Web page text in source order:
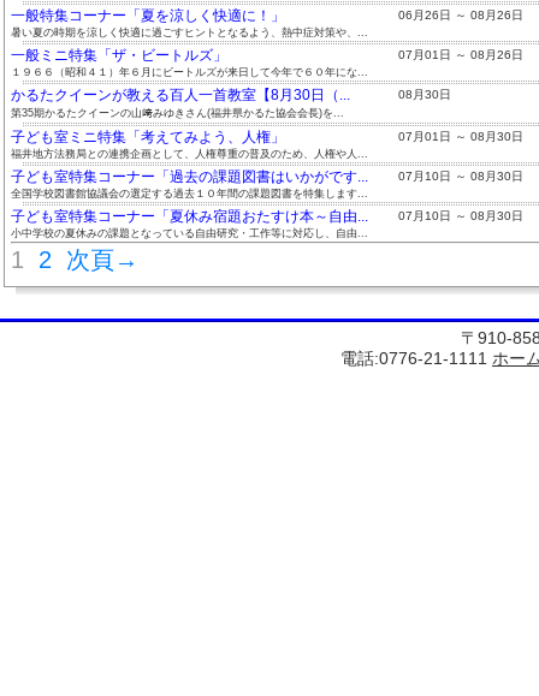
一般特集コーナー「夏を涼しく快適に！」 06月26日 ～ 08月26日
暑い夏の時期を涼しく快適に過ごすヒントとなるよう、熱中症対策や、...
一般ミニ特集「ザ・ビートルズ」 07月01日 ～ 08月26日
１９６６（昭和４１）年６月にビートルズが来日して今年で６０年にな...
かるたクイーンが教える百人一首教室【8月30日（... 08月30日
第35期かるたクイーンの山﨑みゆきさん(福井県かるた協会会長)を...
子ども室ミニ特集「考えてみよう、人権」 07月01日 ～ 08月30日
福井地方法務局との連携企画として、人権尊重の普及のため、人権や人...
子ども室特集コーナー「過去の課題図書はいかがです... 07月10日 ～ 08月30日
全国学校図書館協議会の選定する過去１０年間の課題図書を特集します...
子ども室特集コーナー「夏休み宿題おたすけ本～自由... 07月10日 ～ 08月30日
小中学校の夏休みの課題となっている自由研究・工作等に対応し、自由...
1 2 次頁→
〒910-
電話:0776-21-1111 ホー